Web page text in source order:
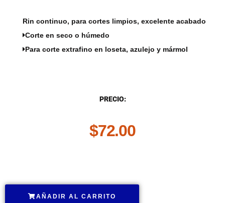
Rin continuo, para cortes limpios, excelente acabado
Corte en seco o húmedo
Para corte extrafino en loseta, azulejo y mármol
PRECIO:
$72.00
AÑADIR AL CARRITO